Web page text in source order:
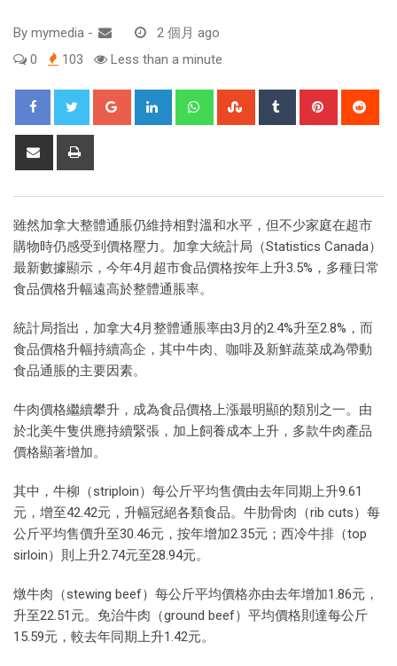
By mymedia -
2 個月 ago
0
103 Less than a minute
雖然加拿大整體通脹仍維持相對溫和水平，但不少家庭在超市
購物時仍感受到價格壓力。加拿大統計局（Statistics Canada）
最新數據顯示，今年4月超市食品價格按年上升3.5%，多種日常
食品價格升幅遠高於整體通脹率。
統計局指出，加拿大4月整體通脹率由3月的2.4%升至2.8%，而
食品價格升幅持續高企，其中牛肉、咖啡及新鮮蔬菜成為帶動
食品通脹的主要因素。
牛肉價格繼續攀升，成為食品價格上漲最明顯的類別之一。由
於北美牛隻供應持續緊張，加上飼養成本上升，多款牛肉產品
價格顯著增加。
其中，牛柳（striploin）每公斤平均售價由去年同期上升9.61
元，增至42.42元，升幅冠絕各類食品。牛肋骨肉（rib cuts）每
公斤平均售價升至30.46元，按年增加2.35元；西冷牛排（top
sirloin）則上升2.74元至28.94元。
燉牛肉（stewing beef）每公斤平均價格亦由去年增加1.86元，
升至22.51元。免治牛肉（ground beef）平均價格則達每公斤
15.59元，較去年同期上升1.42元。